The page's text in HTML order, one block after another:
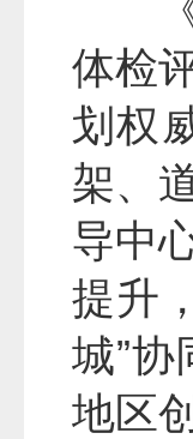
体检
划权
架、
导中
提升
城”
地区